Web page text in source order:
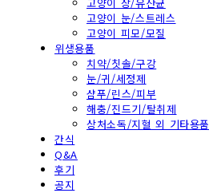
고양이 눈/스트레스
고양이 피모/모질
위생용품
치약/칫솔/구강
눈/귀/세정제
샴푸/린스/피부
해충/진드기/탈취제
상처소독/지혈 외 기타용품
간식
Q&A
후기
공지